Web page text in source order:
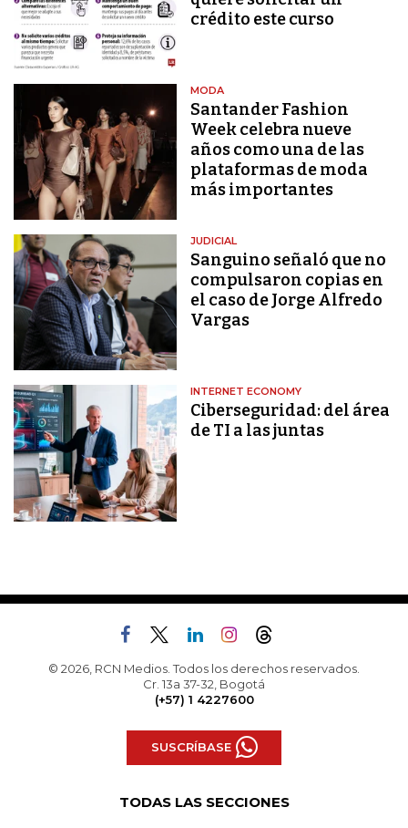
crédito este curso
MODA
Santander Fashion
Week celebra nueve
años como una de las
plataformas de moda
más importantes
JUDICIAL
Sanguino señaló que no
compulsaron copias en
el caso de Jorge Alfredo
Vargas
INTERNET ECONOMY
Ciberseguridad: del área
de TI a las juntas
© 2026, RCN Medios. Todos los derechos reservados.
Cr. 13a 37-32, Bogotá
(+57) 1 4227600
SUSCRÍBASE
TODAS LAS SECCIONES